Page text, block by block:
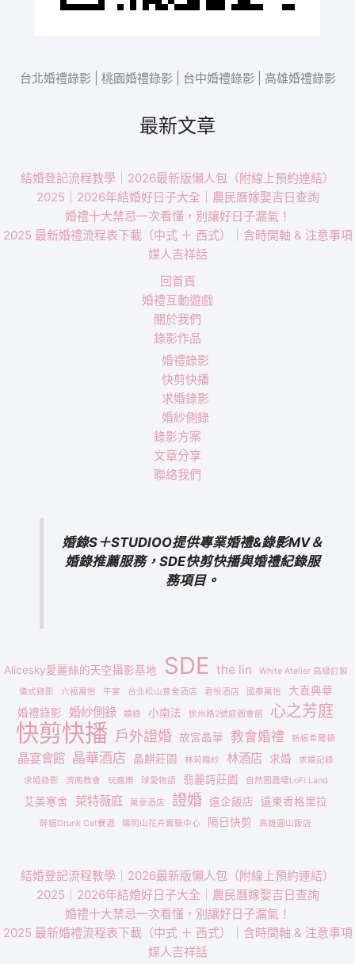
台北婚禮錄影 | 桃園婚禮錄影 | 台中婚禮錄影 | 高雄婚禮錄影
最新文章
結婚登記流程教學｜2026最新版懶人包（附線上預約連結）
2025｜2026年結婚好日子大全｜農民曆嫁娶吉日查詢
婚禮十大禁忌一次看懂，別讓好日子漏氣！
2025 最新婚禮流程表下載（中式 ＋ 西式）｜含時間軸 & 注意事項
媒人吉祥話
回首頁
婚禮互動遊戲
關於我們
錄影作品
婚禮錄影
快剪快播
求婚錄影
婚紗側錄
錄影方案
文章分享
聯絡我們
婚錄S＋STUDIOO提供專業婚禮&錄影MV＆
婚錄推薦服務，SDE快剪快播與婚禮紀錄服
務項目。
Alicesky愛麗絲的天空攝影基地 SDE the lin
White Atelier 高級訂製
儀式錄影
六福萬怡 午宴 台北松山意舍酒店 君悅酒店 國泰萬怡
大直典華
婚禮錄影
婚紗側錄 婚錄 小南法 徐州路2號庭園會館 心之芳庭
快剪快播 戶外證婚 故宮晶華 教會婚禮 新板希爾頓
晶宴會館 晶華酒店 晶麒莊園 林莉婚紗 林酒店 求婚
求婚記錄
求婚錄影
濟南教會 玩瘋樂 球愛物語 翡麗詩莊園 自然圈農場LoFi Land
艾美寒舍 萊特薇庭 萬豪酒店 證婚 遠企飯店 遠東香格里拉
醉貓Drunk Cat餐酒 陽明山花卉實驗中心 隔日快剪 高雄圓山飯店
結婚登記流程教學｜2026最新版懶人包（附線上預約連結）
2025｜2026年結婚好日子大全｜農民曆嫁娶吉日查詢
婚禮十大禁忌一次看懂，別讓好日子漏氣！
2025 最新婚禮流程表下載（中式 ＋ 西式）｜含時間軸 & 注意事項
媒人吉祥話